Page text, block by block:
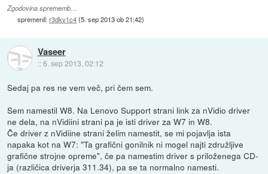
Zgodovina sprememb…
spremenil:r3dkv1c4(5. sep 2013 ob 21:42)
Vaseer
::6. sep 2013, 02:12
Sedaj pa res ne vem več, pri čem sem.
Sem namestil W8. Na Lenovo Support strani link za nVidio driver
ne dela, na nVidiini strani pa je isti driver za W7 in W8.
Če driver z nVidiine strani želim namestit, se mi pojavlja ista
napaka kot na W7: "Ta grafični gonilnik ni mogel najti združljive
grafične strojne opreme", če pa namestim driver s priloženega CD-
ja (različica driverja 311.34), pa se ta normalno namesti.